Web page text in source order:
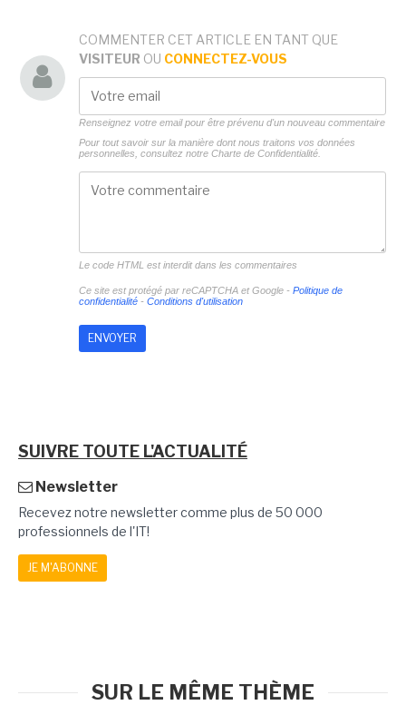
COMMENTER CET ARTICLE EN TANT QUE
VISITEUR OU CONNECTEZ-VOUS
Renseignez votre email pour être prévenu d'un nouveau commentaire
Pour tout savoir sur la manière dont nous traitons vos données
personnelles, consultez notre Charte de Confidentialité.
Le code HTML est interdit dans les commentaires
Ce site est protégé par reCAPTCHA et Google - Politique de
confidentialité- Conditions d'utilisation
SUIVRE TOUTE L'ACTUALITÉ
Newsletter
Recevez notre newsletter comme plus de 50 000
professionnels de l'IT!
JE M'ABONNE
SUR LE MÊME THÈME